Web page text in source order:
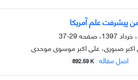
پیشرفت علم آمریکا
29-37
اکبر صبوری، علی اکبر موسوی موحدی
اصل مقاله 892.59 K